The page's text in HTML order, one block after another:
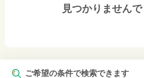
見つかりません
ご希望の条件で検索できます